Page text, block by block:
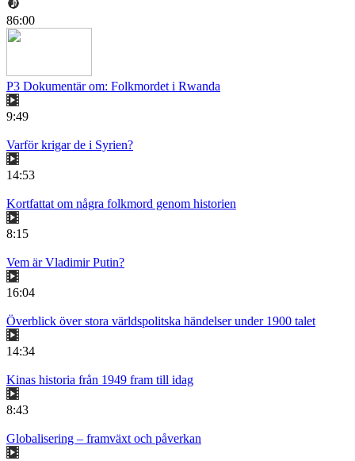
86:00
P3 Dokumentär om: Folkmordet i Rwanda
9:49
Varför krigar de i Syrien?
14:53
Kortfattat om några folkmord genom historien
8:15
Vem är Vladimir Putin?
16:04
Överblick över stora världspolitska händelser under 1900 talet
14:34
Kinas historia från 1949 fram till idag
8:43
Globalisering – framväxt och påverkan